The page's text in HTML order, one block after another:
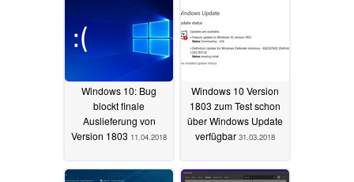
Windows 10: Bug
blockt finale
Auslieferung von
Version 1803 11.04.2018
Windows 10 Version
1803 zum Test schon
über Windows Update
verfügbar 31.03.2018